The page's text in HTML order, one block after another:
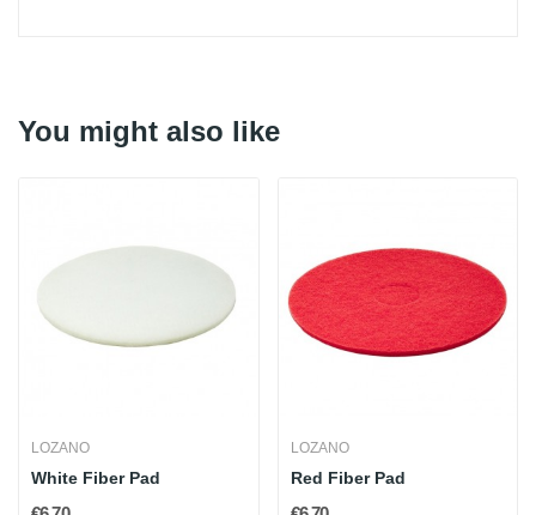
You might also like
LOZANO
White Fiber Pad
LOZANO
Red Fiber Pad